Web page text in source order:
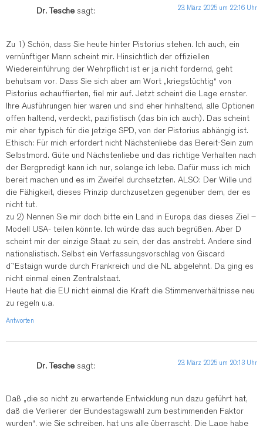
Dr. Tesche sagt: 23. März 2025 um 22:16 Uhr
Zu 1) Schön, dass Sie heute hinter Pistorius stehen. Ich auch, ein
vernünftiger Mann scheint mir. Hinsichtlich der offiziellen
Wiedereinführung der Wehrpflicht ist er ja nicht fordernd, geht
behutsam vor. Dass Sie sich aber am Wort „kriegstüchtig“ von
Pistorius echauffierten, fiel mir auf. Jetzt scheint die Lage ernster.
Ihre Ausführungen hier waren und sind eher hinhaltend, alle Optionen
offen haltend, verdeckt, pazifistisch (das bin ich auch). Das scheint
mir eher typisch für die jetzige SPD, von der Pistorius abhängig ist.
Ethisch: Für mich erfordert nicht Nächstenliebe das Bereit-Sein zum
Selbstmord. Güte und Nächstenliebe und das richtige Verhalten nach
der Bergpredigt kann ich nur, solange ich lebe. Dafür muss ich mich
bereit machen und es im Zweifel durchsetzten. ALSO: Der Wille und
die Fähigkeit, dieses Prinzip durchzusetzen gegenüber dem, der es
nicht tut.
zu 2) Nennen Sie mir doch bitte ein Land in Europa das dieses Ziel –
Modell USA- teilen könnte. Ich würde das auch begrüßen. Aber D
scheint mir der einzige Staat zu sein, der das anstrebt. Andere sind
nationalistisch. Selbst ein Verfassungsvorschlag von Giscard
d`’Estaign wurde durch Frankreich und die NL abgelehnt. Da ging es
nicht einmal einen Zentralstaat.
Heute hat die EU nicht einmal die Kraft die Stimmenverhältnisse neu
zu regeln u.a.
Antworten
Dr. Tesche sagt: 23. März 2025 um 20:13 Uhr
Daß „die so nicht zu erwartende Entwicklung nun dazu geführt hat,
daß die Verlierer der Bundestagswahl zum bestimmenden Faktor
wurden“, wie Sie schreiben, hat uns alle überrascht. Die Lage habe